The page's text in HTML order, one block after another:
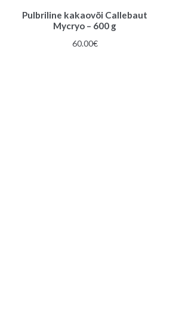
Pulbriline kakaovõi Callebaut
Mycryo – 600 g
60.00€